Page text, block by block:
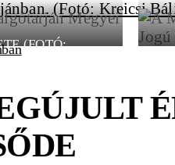
(FOTÓ: